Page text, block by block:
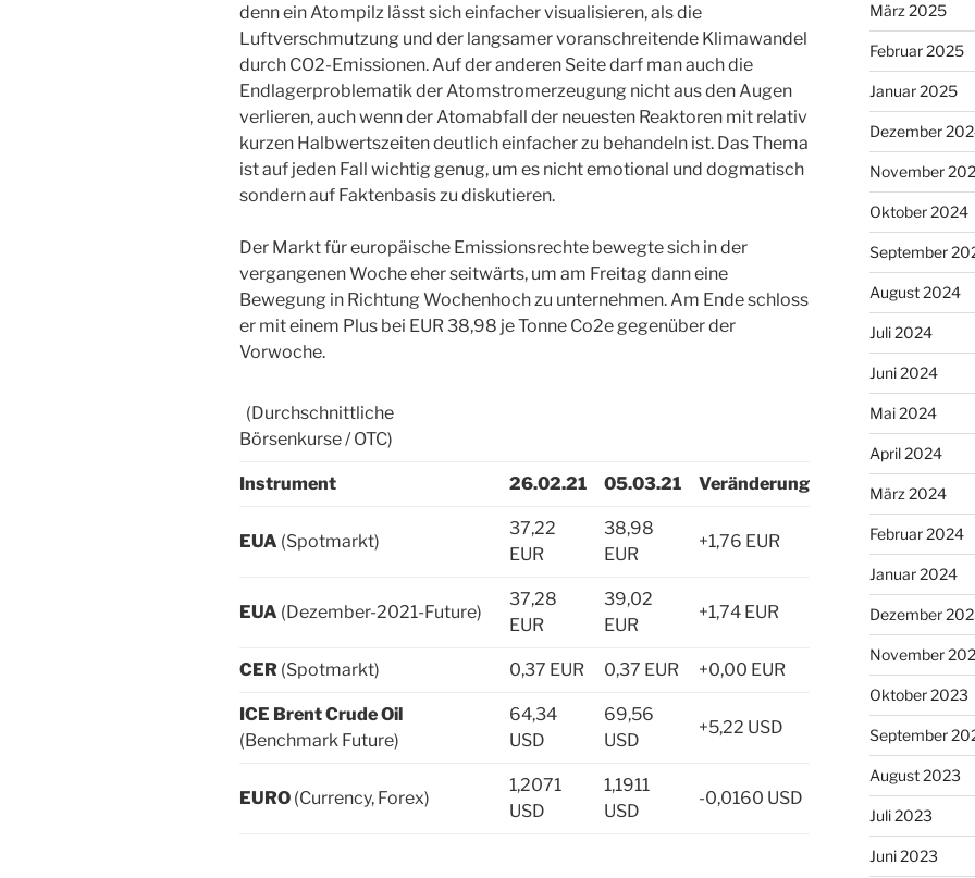
denn ein Atompilz lässt sich einfacher visualisieren, als die
Luftverschmutzung und der langsamer voranschreitende Klimawandel
durch CO2-Emissionen. Auf der anderen Seite darf man auch die
Endlagerproblematik der Atomstromerzeugung nicht aus den Augen
verlieren, auch wenn der Atomabfall der neuesten Reaktoren mit relativ
kurzen Halbwertszeiten deutlich einfacher zu behandeln ist. Das Thema
ist auf jeden Fall wichtig genug, um es nicht emotional und dogmatisch
sondern auf Faktenbasis zu diskutieren.
Der Markt für europäische Emissionsrechte bewegte sich in der
vergangenen Woche eher seitwärts, um am Freitag dann eine
Bewegung in Richtung Wochenhoch zu unternehmen. Am Ende schloss
er mit einem Plus bei EUR 38,98 je Tonne Co2e gegenüber der
Vorwoche.
(Durchschnittliche
Börsenkurse / OTC)
Instrument 26.02.21 05.03.21 Veränderung
EUA (Spotmarkt)
37,22
EUR
38,98
EUR
+1,76 EUR
EUA (Dezember-2021-Future)
37,28
EUR
39,02
EUR
+1,74 EUR
CER (Spotmarkt) 0,37 EUR 0,37 EUR +0,00 EUR
ICE Brent Crude Oil
(Benchmark Future)
64,34
USD
69,56
USD
+5,22 USD
EURO (Currency, Forex)
1,2071
USD
1,1911
USD
-0,0160 USD
März 2025
Februar 2025
Januar 2025
Dezember
November
Oktober 2024
September
August 2024
Juli 2024
Juni 2024
Mai 2024
April 2024
März 2024
Februar 2024
Januar 2024
Dezember
November
Oktober 2023
September
August 2023
Juli 2023
Juni 2023